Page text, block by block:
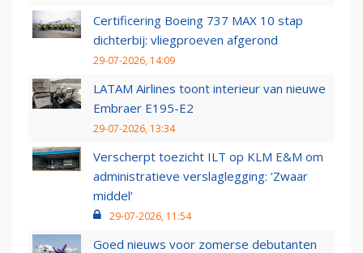
Certificering Boeing 737 MAX 10 stap
dichterbij: vliegproeven afgerond
29-07-2026, 14:09
LATAM Airlines toont interieur van nieuwe
Embraer E195-E2
29-07-2026, 13:34
Verscherpt toezicht ILT op KLM E&M om
administratieve verslaglegging: ‘Zwaar
middel’
29-07-2026, 11:54
Goed nieuws voor zomerse debutanten